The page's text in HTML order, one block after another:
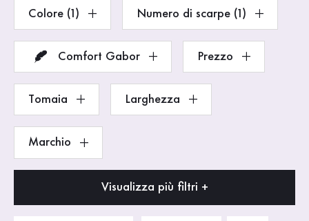
Colore (1) Numero di scarpe (1)
Comfort Gabor Prezzo
Tomaia Larghezza
Marchio
Visualizza più filtri +